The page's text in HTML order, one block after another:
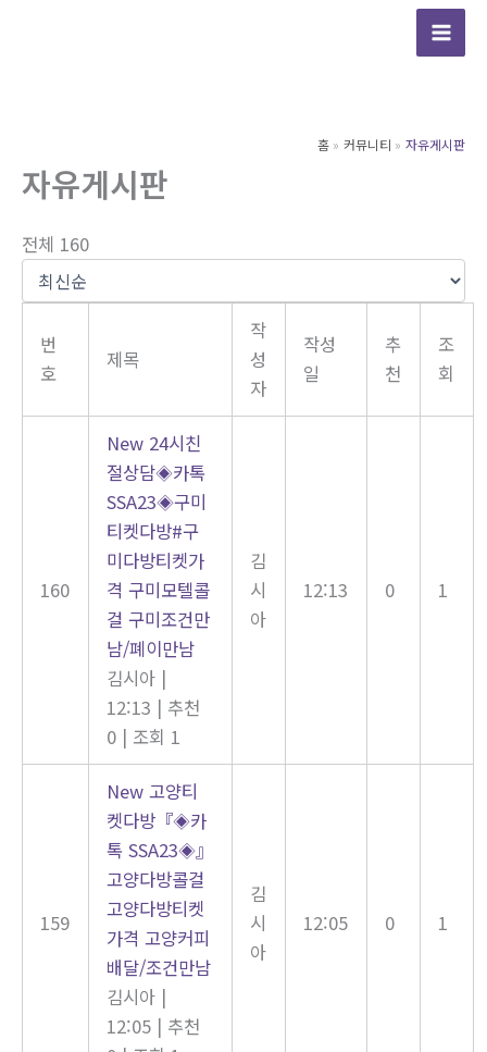
홈 커뮤니티 자유게시판
자유게시판
전체 160
번
호
제목
작
성
자
작성
일
추
천
조
회
160
New 24시친
절상담◈카톡
SSA23◈구미
티켓다방#구
미다방티켓가
격 구미모텔콜
걸 구미조건만
남/폐이만남
김시아 |
12:13 | 추천
0 | 조회 1
김
시
아
12:13 0 1
159
New 고양티
켓다방『◈카
톡 SSA23◈』
고양다방콜걸
고양다방티켓
가격 고양커피
배달/조건만남
김시아 |
12:05 | 추천
김
시
아
12:05 0 1